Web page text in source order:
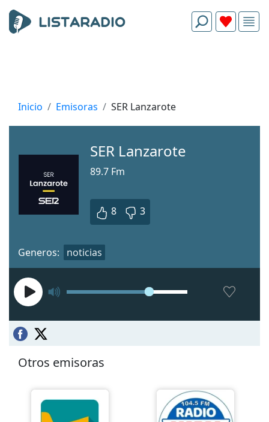
Inicio Emisoras SER Lanzarote
SER Lanzarote
89.7 Fm
8 3
Generos: noticias
Otros emisoras